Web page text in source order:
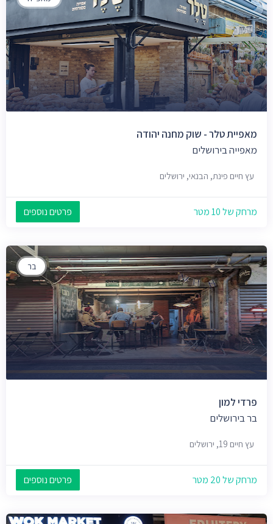
מאפיית טלר - שוק מחנה יהודה
מאפייה בירושלים
עץ חיים פינת, הבנאי, ירושלים
מרחק של 10 מטר פרטים נוספים
בר
פרדי למון
בר בירושלים
עץ חיים 19, ירושלים
מרחק של 20 מטר פרטים נוספים